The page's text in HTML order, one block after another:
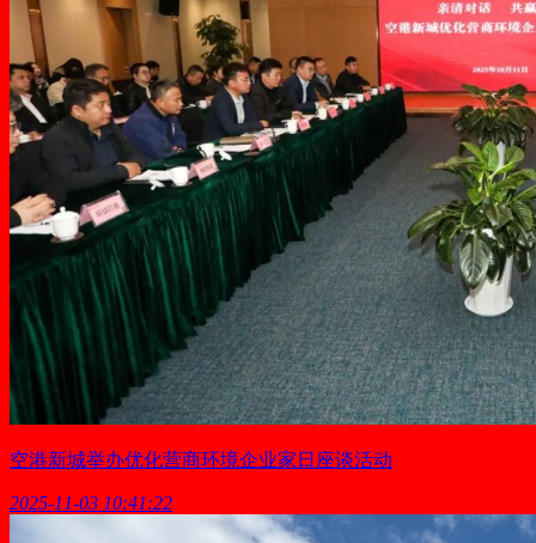
空港新城举办优化营商环境企业家日座谈活动
2025-11-03 10:41:22